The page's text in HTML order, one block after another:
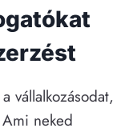
vállalkozásodat,
neked